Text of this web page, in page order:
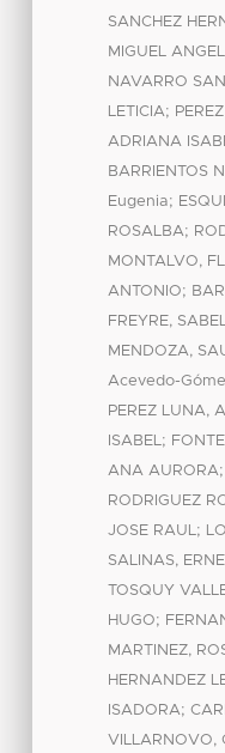
SANCHEZ
MIGUEL ANGEL
NAVARRO
LETICIA;
ADRIANA
BARRIENTOS
Eugenia;
ROSALBA;
MONTALVO,
ANTONIO;
FREYRE, SABEL
MENDOZA,
Acevedo-
PEREZ LUNA,
ISABEL ;
ANA AURORA;
RODRIGUEZ
JOSE RAUL ;
SALINAS,
TOSQUY
HUGO;
MARTINEZ,
HERNANDEZ
ISADORA;
VILLARNOVO,